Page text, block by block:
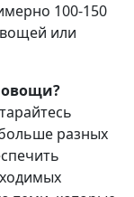
100-150
или
овощи?
разных